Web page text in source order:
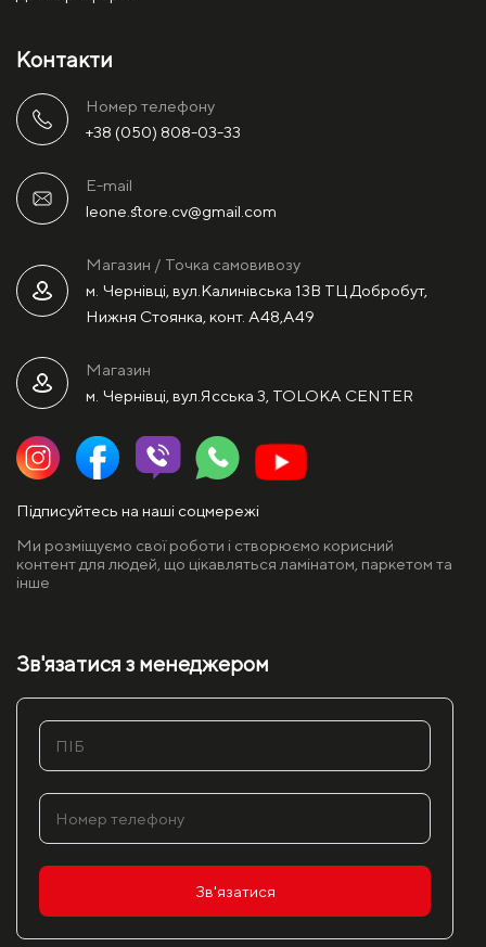
Контакти
Номер телефону
+38 (050) 808-03-33
E-mail
leone.store.cv@gmail.com
Магазин / Точка самовивозу
м. Чернівці, вул.Калинівська 13В ТЦ Добробут,
Нижня Стоянка, конт. А48,А49
Магазин
м. Чернівці, вул.Ясська 3, TOLOKA CENTER
Підписуйтесь на наші соцмережі
Ми розміщуємо свої роботи і створюємо корисний
контент для людей, що цікавляться ламінатом, паркетом та
інше
Зв'язатися з менеджером
Зв'язатися